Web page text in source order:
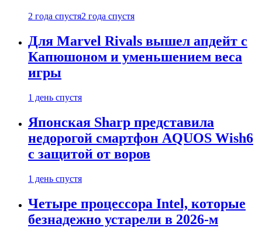
2 года спустя2 года спустя
Для Marvel Rivals вышел апдейт с
Капюшоном и уменьшением веса
игры
1 день спустя
Японская Sharp представила
недорогой смартфон AQUOS Wish6
с защитой от воров
1 день спустя
Четыре процессора Intel, которые
безнадежно устарели в 2026-м